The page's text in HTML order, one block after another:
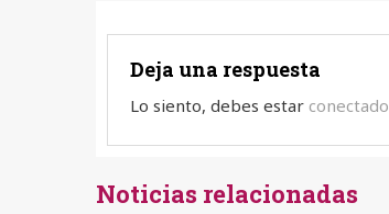
Deja una respuesta
Lo siento, debes estar conectado
Noticias relacionadas